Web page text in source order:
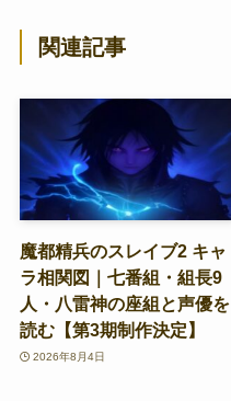
関連記事
魔都精兵のスレイブ2 キャ
ラ相関図｜七番組・組長9
人・八雷神の座組と声優を
読む【第3期制作決定】
2026年8月4日